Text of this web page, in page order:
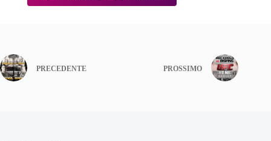
PRECEDENTE PROSSIMO